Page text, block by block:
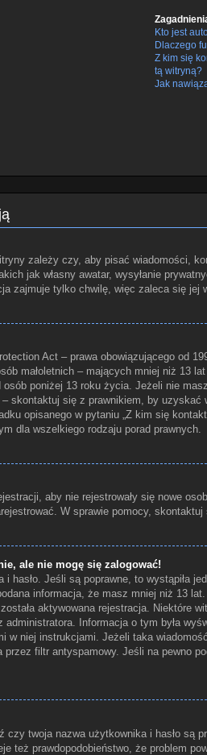
Kto jest
Dlaczego
Z kim się
tą witryną?
Jak
zależy czy, aby pisać wiadomości,
jak własny awatar, wysyłanie
zajmuje tylko chwilę, więc zaleca się jej
Act – prawa obowiązującego od
małoletnich – mających mniej niż 13
poniżej 13 roku życia. Jeżeli nie
skontaktuj się z prawnikiem, by
opisanego w pytaniu „Z kim się
dla wszelkiego rodzaju porad prawnych.
aby nie rejestrowały się nowe
W sprawie pomocy,
ale nie mogę się zalogować!
hasło. Jeśli są poprawne, to wystąpiła
informacja, że masz mniej niż 13
aktywowana rejestracja. Niektóre
Informacja o tym była
niej instrukcjami. Jeżeli taka
filtr antyspamowy. Jeśli na pewno
twoja nazwa użytkownika i hasło są
też prawdopodobieństwo, że problem